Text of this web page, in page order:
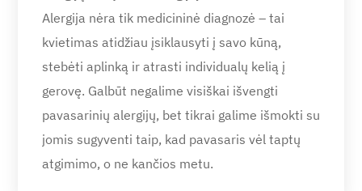
Alergija nėra tik medicininė diagnozė – tai
kvietimas atidžiau įsiklausyti į savo kūną,
stebėti aplinką ir atrasti individualų kelią į
gerovę. Galbūt negalime visiškai išvengti
pavasarinių alergijų, bet tikrai galime išmokti su
jomis sugyventi taip, kad pavasaris vėl taptų
atgimimo, o ne kančios metu.